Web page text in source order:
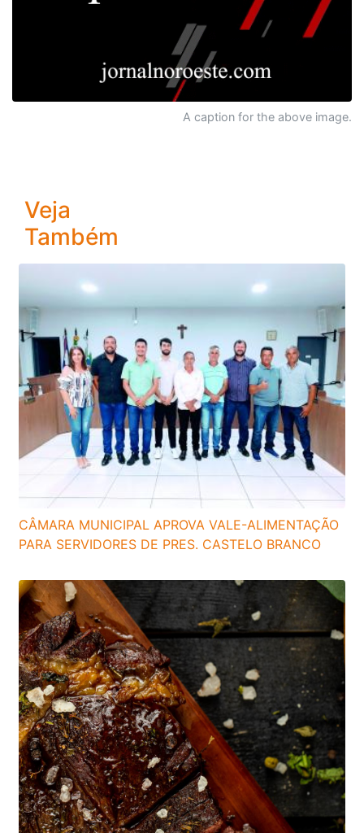
A caption for the above image.
Veja
Também
CÂMARA MUNICIPAL APROVA VALE-ALIMENTAÇÃO
PARA SERVIDORES DE PRES. CASTELO BRANCO